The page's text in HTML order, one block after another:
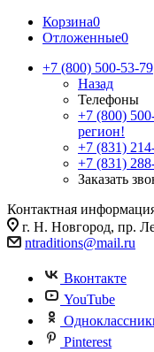
Корзина0
Отложенные0
+7 (800) 500-53-79
Назад
Телефоны
+7 (800)
регион!
+7 (831)
+7 (831)
Заказать
Контактная
г. Н. Новгород, пр.
ntraditions@mail.ru
Вконтакте
YouTube
Pinterest